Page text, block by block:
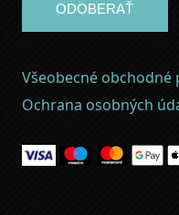
ODOBERAŤ
Všeobecné obchodné
Ochrana osobných